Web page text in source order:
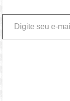
Digite seu e-mail…